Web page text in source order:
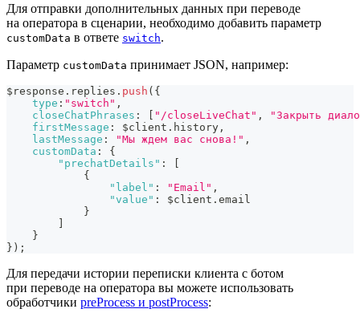
Для отправки дополнительных данных при переводе
на оператора в сценарии, необходимо добавить параметр
customData в ответе switch.
Параметр customData принимает JSON, например:
$response . replies . push ( {
type : "switch" ,
closeChatPhrases : "/closeLiveChat" ,
"Закрыть
firstMessage : $client . history ,
lastMessage : "Мы ждем вас снова!" ,
customData :
{
"prechatDetails" :
{
"label" : "Email" ,
"value" : $client . email
}
}
} ) ;
Для передачи истории переписки клиента с ботом
при переводе на оператора вы можете использовать
обработчики preProcess и postProcess: